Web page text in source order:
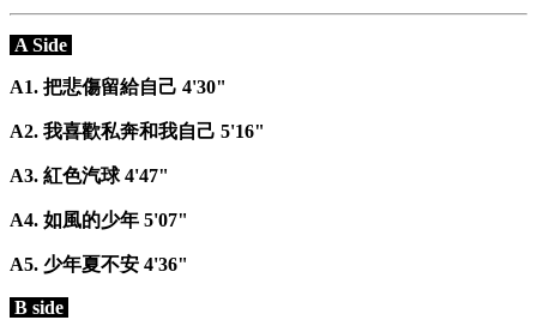
A Side
A1. 把悲傷留給自己 4'30"
A2. 我喜歡私奔和我自己 5'16"
A3. 紅色汽球 4'47"
A4. 如風的少年 5'07"
A5. 少年夏不安 4'36"
B side